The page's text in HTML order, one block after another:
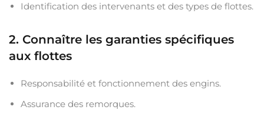
Identification des intervenants et des types de flottes.
2. Connaître les garanties spécifiques
aux flottes
Responsabilité et fonctionnement des engins.
Assurance des remorques.